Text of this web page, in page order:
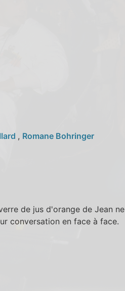
, Romane Bohringer
de jus d'orange de Jean ne
conversation en face à face.